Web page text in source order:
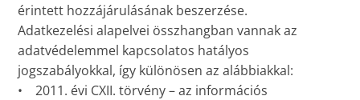
érintett hozzájárulásának beszerzése.
Adatkezelési alapelvei összhangban vannak az
adatvédelemmel kapcsolatos hatályos
jogszabályokkal, így különösen az alábbiakkal:
• 2011. évi CXII. törvény – az információs